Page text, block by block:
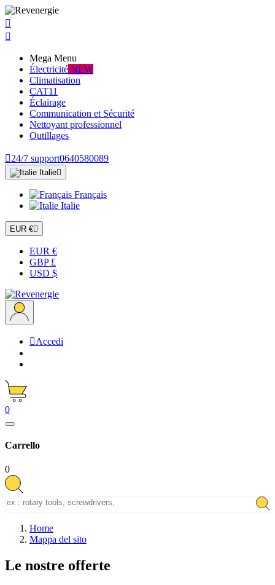


Mega Menu
Électricité NEW
Climatisation
CAT11
Éclairage
Communication et Sécurité
Nettoyant professionnel
Outillages
24/7 support0640580089
Italie
Français
Italie
EUR €
EUR €
GBP £
USD $
Accedi
0
Carrello
0
Home
Mappa del sito
Le nostre offerte